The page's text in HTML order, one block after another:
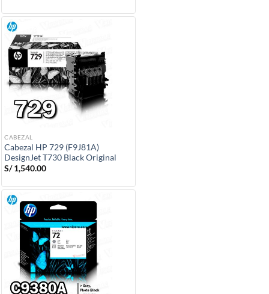
CABEZAL
Cabezal HP 729 (F9J81A)
DesignJet T730 Black Original
S/1,540.00